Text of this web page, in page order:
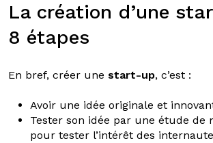
La création d’une
8 étapes
En bref, créer une start-up, c’est :
Avoir une idée originale et
Tester son idée par une étude de
pour tester l’intérêt des